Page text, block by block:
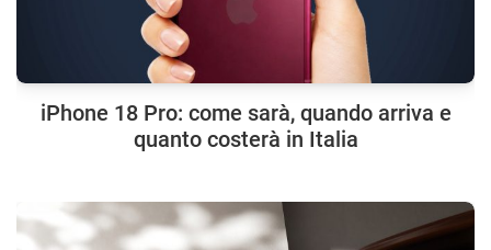
iPhone 18 Pro: come sarà, quando arriva e
quanto costerà in Italia